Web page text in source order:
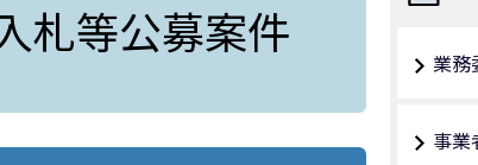
札等公募案件
業務
事業